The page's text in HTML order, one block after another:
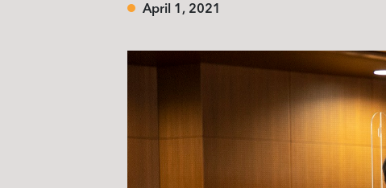
April 1, 2021